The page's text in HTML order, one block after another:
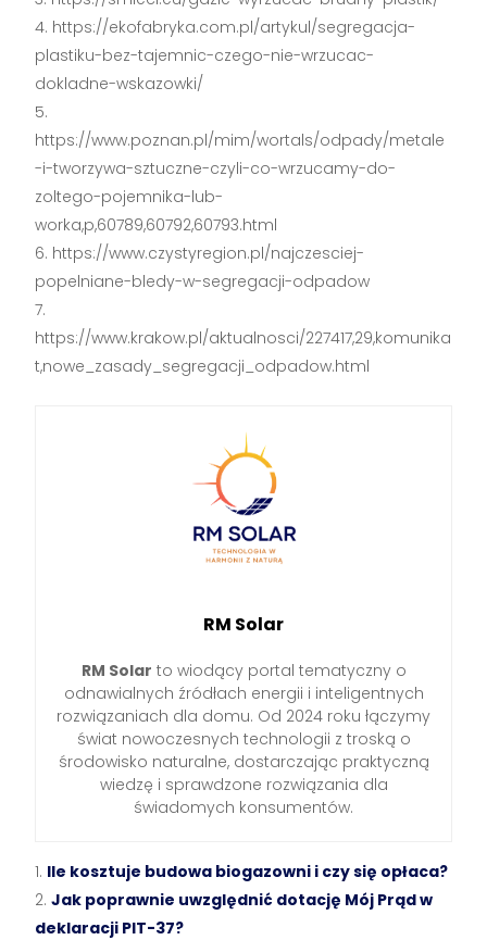
https://ekofabryka.com.pl/artykul/segregacja-
plastiku-bez-tajemnic-czego-nie-wrzucac-
dokladne-wskazowki/
https://www.poznan.pl/mim/wortals/odpady/metale
-i-tworzywa-sztuczne-czyli-co-wrzucamy-do-
zoltego-pojemnika-lub-
worka,p,60789,60792,60793.html
https://www.czystyregion.pl/najczesciej-
popelniane-bledy-w-segregacji-odpadow
https://www.krakow.pl/aktualnosci/227417,29,komunika
t,nowe_zasady_segregacji_odpadow.html
RM Solar
RM Solar to wiodący portal tematyczny o
odnawialnych źródłach energii i inteligentnych
rozwiązaniach dla domu. Od 2024 roku łączymy
świat nowoczesnych technologii z troską o
środowisko naturalne, dostarczając praktyczną
wiedzę i sprawdzone rozwiązania dla
świadomych konsumentów.
Ile kosztuje budowa biogazowni i czy się opłaca?
Jak poprawnie uwzględnić dotację Mój Prąd w
deklaracji PIT-37?